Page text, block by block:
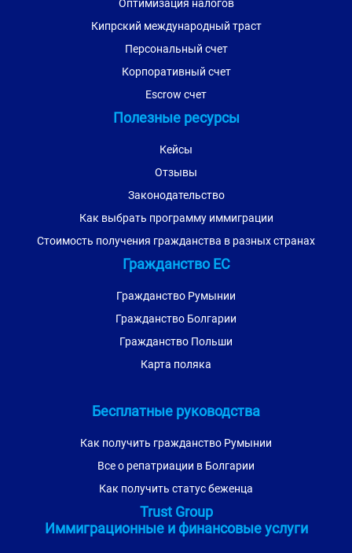
Оптимизация налогов
Кипрский международный траст
Персональный счет
Корпоративный счет
Escrow счет
Полезные ресурсы
Кейсы
Отзывы
Законодательство
Как выбрать программу иммиграции
Стоимость получения гражданства в разных странах
Гражданство ЕС
Гражданство Румынии
Гражданство Болгарии
Гражданство Польши
Карта поляка
Бесплатные руководства
Как получить гражданство Румынии
Все о репатриации в Болгарии
Как получить статус беженца
Trust Group
Иммиграционные и финансовые услуги